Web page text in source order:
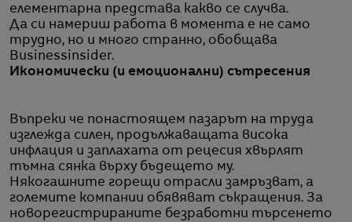
елементарна представа какво се случва.
Да си намериш работа в момента е не само
трудно, но и много странно, обобщава
Businessinsider.
Икономически (и емоционални) сътресения
Въпреки че понастоящем пазарът на труда
изглежда силен, продължаващата висока
инфлация и заплахата от рецесия хвърлят
тъмна сянка върху бъдещето му.
Някогашните горещи отрасли замръзват, а
големите компании обявяват съкращения. За
новорегистрираните безработни търсенето